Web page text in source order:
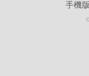
手機版